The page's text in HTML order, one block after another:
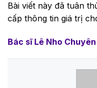
Bài viết này đã tuân
cấp thông tin giá trị
Bác sĩ Lê Nho Chuyên